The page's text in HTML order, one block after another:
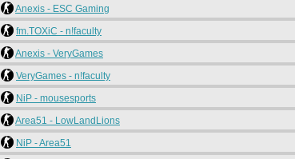
Anexis - ESC Gaming
fm.TOXiC - n!faculty
Anexis - VeryGames
VeryGames - n!faculty
NiP - mousesports
Area51 - LowLandLions
NiP - Area51